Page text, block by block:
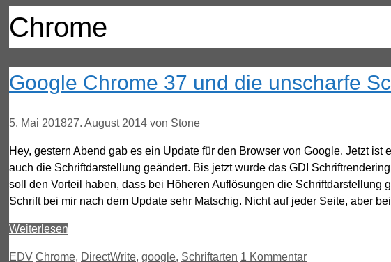
Chrome
Google Chrome 37 und die unscharfe
5. Mai 201827. August 2014 von Stone
Hey, gestern Abend gab es ein Update für den Browser von Google. Jetzt
auch die Schriftdarstellung geändert. Bis jetzt wurde das GDI
soll den Vorteil haben, dass bei Höheren Auflösungen die Schriftdarstellung
Schrift bei mir nach dem Update sehr Matschig. Nicht auf jeder Seite, aber
Weiterlesen
Kategorien
EDV Schlagwörter
Chrome, DirectWrite, google, Schriftarten 1 Kommentar